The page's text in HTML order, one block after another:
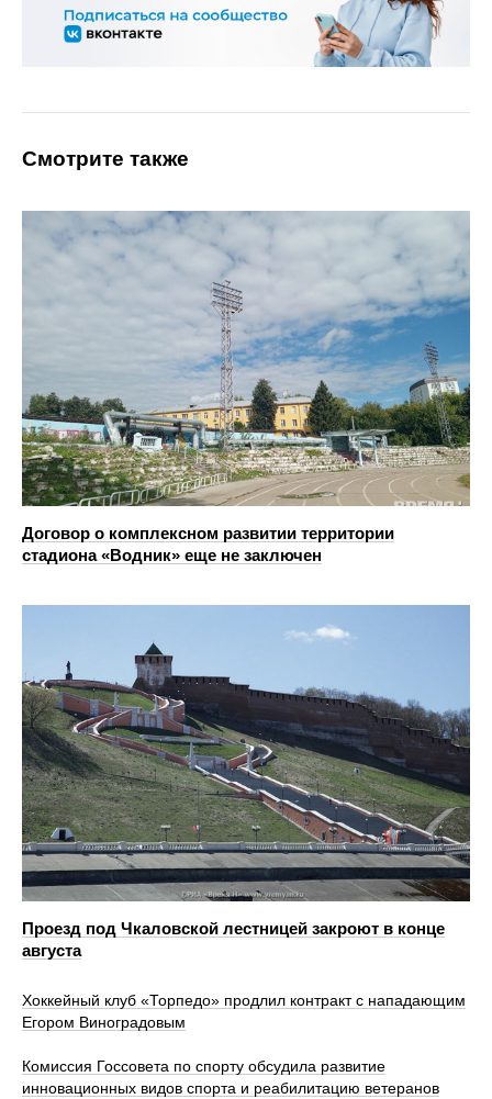
Смотрите также
Договор о комплексном развитии территории
стадиона «Водник» еще не заключен
Проезд под Чкаловской лестницей закроют в конце
августа
Хоккейный клуб «Торпедо» продлил контракт с нападающим
Егором Виноградовым
Комиссия Госсовета по спорту обсудила развитие
инновационных видов спорта и реабилитацию ветеранов